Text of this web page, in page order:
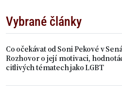
Vybrané články
Co očekávat od Soni Pekové v
Rozhovor o její motivaci,
citlivých tématech jako LGBT